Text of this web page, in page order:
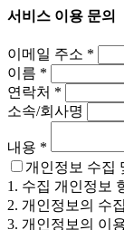
서비스 이용 문의
이메일 주소 *
이름 *
연락처 *
소속/회사명
내용 *
개인정보 수집
1. 수집 개인정보
2. 개인정보의 수
3. 개인정보의 이